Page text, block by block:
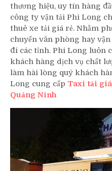
thương hiệu, uy tín hàng
công ty vận tải Phi Long
thuê xe tải giá rẻ. Nhằm
chuyển văn phòng hay
đi các tỉnh. Phi Long luôn
khách hàng dịch vụ chất
làm hài lòng quý khách
Long cung cấp Taxi tải
Quảng Ninh